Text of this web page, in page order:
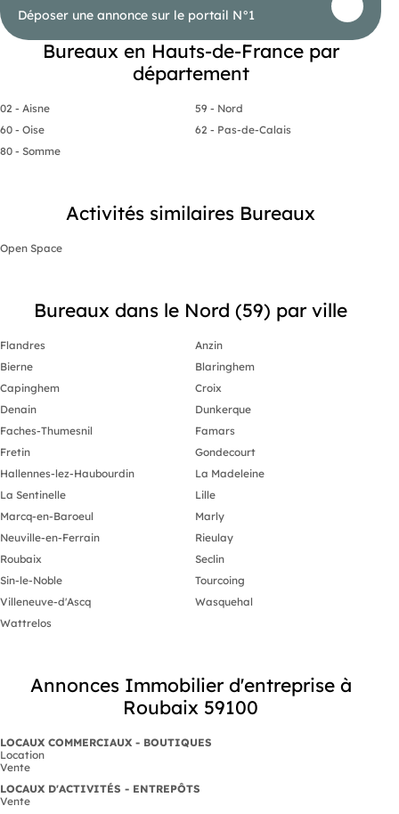
Déposer une annonce sur le portail N°1
Bureaux en Hauts-de-France par
département
02 - Aisne
59 - Nord
60 - Oise
62 - Pas-de-Calais
80 - Somme
Activités similaires Bureaux
Open Space
Bureaux dans le Nord (59) par ville
Flandres
Anzin
Bierne
Blaringhem
Capinghem
Croix
Denain
Dunkerque
Faches-Thumesnil
Famars
Fretin
Gondecourt
Hallennes-lez-Haubourdin
La Madeleine
La Sentinelle
Lille
Marcq-en-Baroeul
Marly
Neuville-en-Ferrain
Rieulay
Roubaix
Seclin
Sin-le-Noble
Tourcoing
Villeneuve-d'Ascq
Wasquehal
Wattrelos
Annonces Immobilier d'entreprise à
Roubaix 59100
LOCAUX COMMERCIAUX - BOUTIQUES
Location
Vente
LOCAUX D'ACTIVITÉS - ENTREPÔTS
Vente